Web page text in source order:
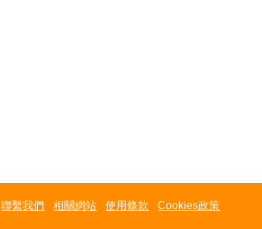
聯繫我們 相關網站 使用條款 Cookies政策